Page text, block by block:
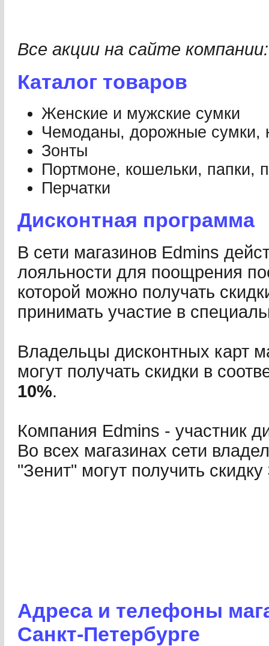
Все акции на сайте
Каталог товаров
Женские и мужские сумки
Чемоданы, дорожные сумки,
Зонты
Портмоне, кошельки, папки,
Перчатки
Дисконтная программа
В сети магазинов Edmins
лояльности для поощрения
которой можно получать
принимать участие в
Владельцы дисконтных карт
могут получать скидки в
10%.
Компания Edmins - участник
Во всех магазинах сети
"Зенит" могут получить скидку
Адреса и телефоны
Санкт-Петербурге